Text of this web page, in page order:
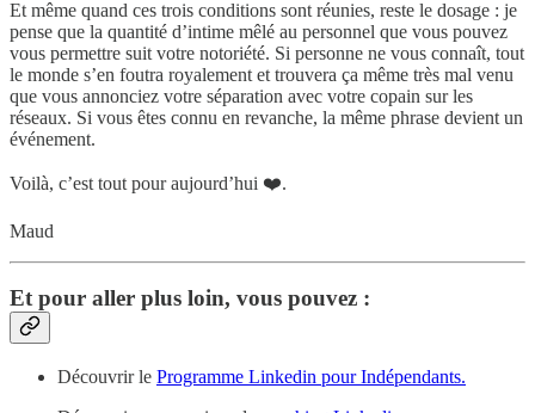
Et même quand ces trois conditions sont réunies, reste le dosage : je
pense que la quantité d’intime mêlé au personnel que vous pouvez
vous permettre suit votre notoriété. Si personne ne vous connaît, tout
le monde s’en foutra royalement et trouvera ça même très mal venu
que vous annonciez votre séparation avec votre copain sur les
réseaux. Si vous êtes connu en revanche, la même phrase devient un
événement.
Voilà, c’est tout pour aujourd’hui ❤️.
Maud
Et pour aller plus loin, vous pouvez :
Découvrir le Programme Linkedin pour Indépendants.